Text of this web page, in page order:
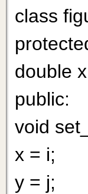
class
double
public:
void
x = i;
у = j;